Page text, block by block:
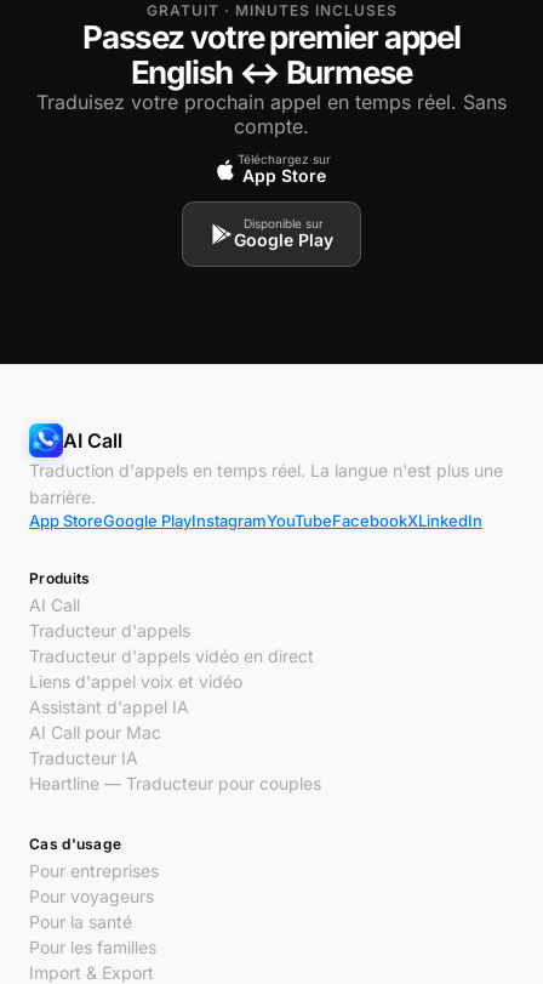
GRATUIT · MINUTES INCLUSES
Passez votre premier appel
English ↔ Burmese
Traduisez votre prochain appel en temps réel. Sans
compte.
Téléchargez sur
App Store
Disponible sur
Google Play
AI Call
Traduction d'appels en temps réel. La langue n'est plus une
barrière.
App StoreGoogle PlayInstagramYouTubeFacebookXLinkedIn
Produits
AI Call
Traducteur d'appels
Traducteur d'appels vidéo en direct
Liens d'appel voix et vidéo
Assistant d'appel IA
AI Call pour Mac
Traducteur IA
Heartline — Traducteur pour couples
Cas d'usage
Pour entreprises
Pour voyageurs
Pour la santé
Pour les familles
Import & Export